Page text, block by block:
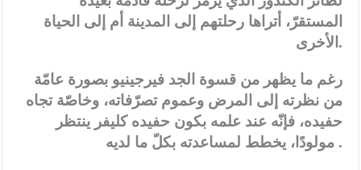
المستقرّ، أتراها رحلتهم إلى المدينة أم إلى الحياة
الأخرى.
رغم ما يظهر من قسوة الجد فيرجينيو بصورة عامّة
من نظرته إلى المرض وعموم تصرّفاته، وخاصّة تجاه
حفيده، فإنّه عند علمه بكون حفيده كليفر ينتظر
مولودًا، يخطط لمساعدته بكلّ ما لديه .